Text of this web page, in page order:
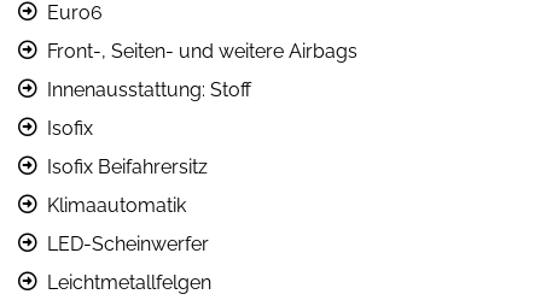
Euro6
Front-, Seiten- und weitere Airbags
Innenausstattung: Stoff
Isofix
Isofix Beifahrersitz
Klimaautomatik
LED-Scheinwerfer
Leichtmetallfelgen